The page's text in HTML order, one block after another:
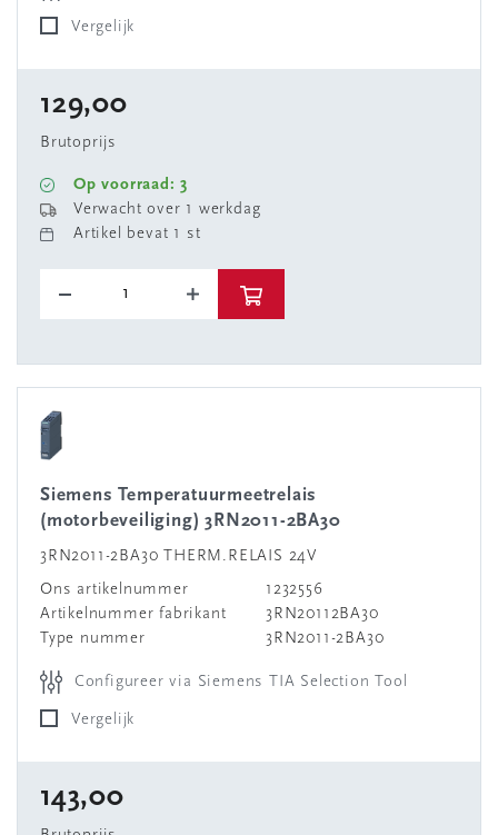
Vergelijk
129,00
Brutoprijs
Op voorraad: 3
Verwacht over 1 werkdag
Artikel bevat 1 st
Siemens Temperatuurmeetrelais
(motorbeveiliging) 3RN2011-2BA30
3RN2011-2BA30 THERM.RELAIS 24V
Ons artikelnummer
1232556
Artikelnummer fabrikant
3RN20112BA30
Type nummer
3RN2011-2BA30
Configureer via Siemens TIA Selection Tool
Vergelijk
143,00